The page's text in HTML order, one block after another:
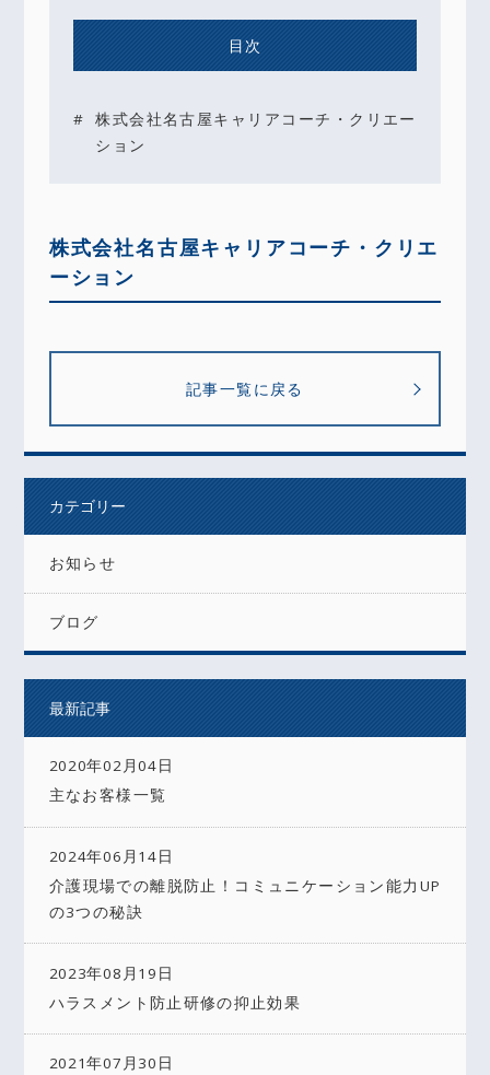
目次
株式会社名古屋キャリアコーチ・クリエー
ション
株式会社名古屋キャリアコーチ・クリエ
ーション
記事一覧に戻る
カテゴリー
お知らせ
ブログ
最新記事
2020年02月04日
主なお客様一覧
2024年06月14日
介護現場での離脱防止！コミュニケーション能力UP
の3つの秘訣
2023年08月19日
ハラスメント防止研修の抑止効果
2021年07月30日